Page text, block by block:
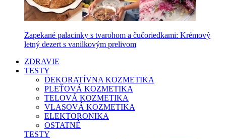
Zapekané palacinky s tvarohom a čučoriedkami: Krémový
letný dezert s vanilkovým prelivom
ZDRAVIE
TESTY
DEKORATÍVNA KOZMETIKA
PLEŤOVÁ KOZMETIKA
TELOVÁ KOZMETIKA
VLASOVÁ KOZMETIKA
ELEKTORONIKA
OSTATNÉ
TESTY